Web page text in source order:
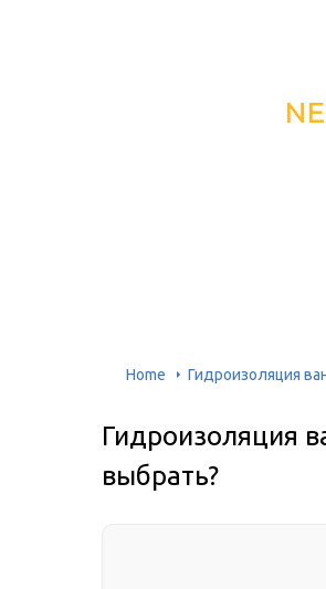
Home Гидроизоляция
Гидроизоляция
выбрать?